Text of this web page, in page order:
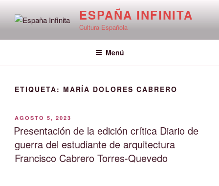
ESPAÑA INFINITA
Cultura Española
Menú
ETIQUETA: MARÍA DOLORES CABRERO
PUBLICADO
EL
AGOSTO 5, 2023
Presentación de la edición crítica Diario de
guerra del estudiante de arquitectura
Francisco Cabrero Torres-Quevedo